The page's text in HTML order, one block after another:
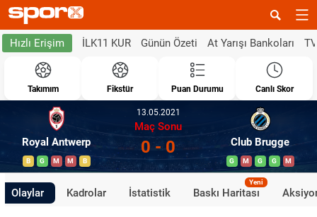
Hızlı Erişim İLK11 KUR Günün Özeti At Yarışı Bankoları
Takımım Fikstür Puan Durumu Canlı Skor
Royal Antwerp
B G M M B
13.05.2021
Maç Sonu
0 - 0 Club Brugge
G M G G M
Olaylar Kadrolar İstatistik Baskı Haritası
Yeni